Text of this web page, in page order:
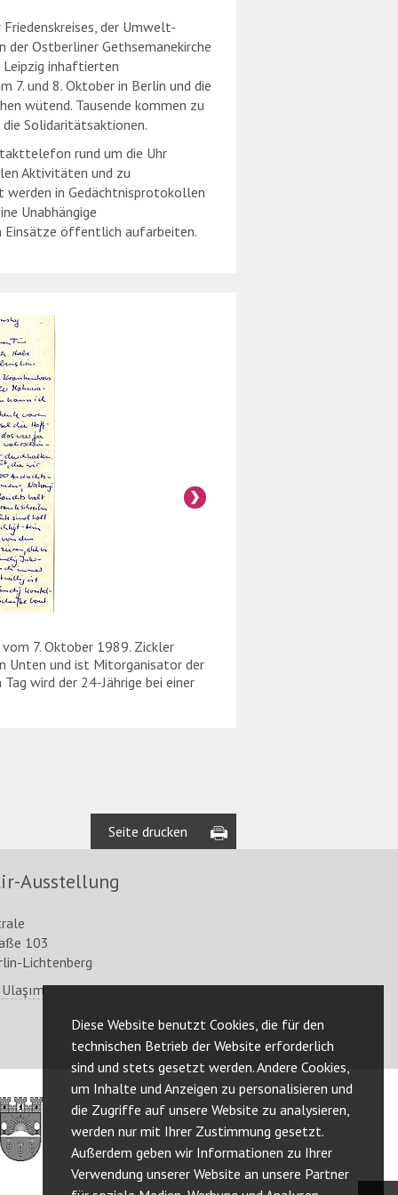
Diese Website benutzt Cookies, die für den
technischen Betrieb der Website erforderlich
sind und stets gesetzt werden. Andere Cookies,
um Inhalte und Anzeigen zu personalisieren und
die Zugriffe auf unsere Website zu analysieren,
werden nur mit Ihrer Zustimmung gesetzt.
Außerdem geben wir Informationen zu Ihrer
Verwendung unserer Website an unsere Partner
der Umwelt-
der Ostberliner Gethsemanekirche
Leipzig inhaftierten
7. und 8. Oktober in Berlin und die
wütend. Tausende kommen zu
Solidaritätsaktionen.
rund um die Uhr
Aktivitäten und zu
werden in Gedächtnisprotokollen
Unabhängige
Einsätze öffentlich aufarbeiten.
7. Oktober 1989. Zickler
Unten und ist Mitorganisator der
wird der 24-Jährige bei einer
Seite drucken
Ausstellung
103
Lichtenberg
www.berlin.de/ba-
lichtenberg/